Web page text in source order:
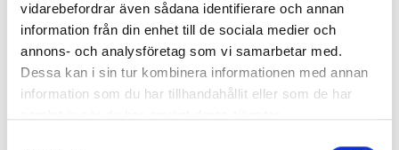
vidarebefordrar även sådana identifierare och annan
information från din enhet till de sociala medier och
annons- och analysföretag som vi samarbetar med.
Dessa kan i sin tur kombinera informationen med annan
information som du har tillhandahållit eller som de har
Enorma skillnader mellan
chefredaktörerna
Så mycket tjänar dagspresscheferna